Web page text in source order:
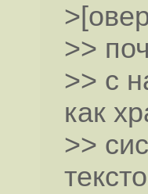
>>
>> с
как
>>